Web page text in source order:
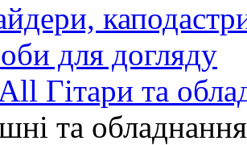
для догляду
Гітари та
та обладнання